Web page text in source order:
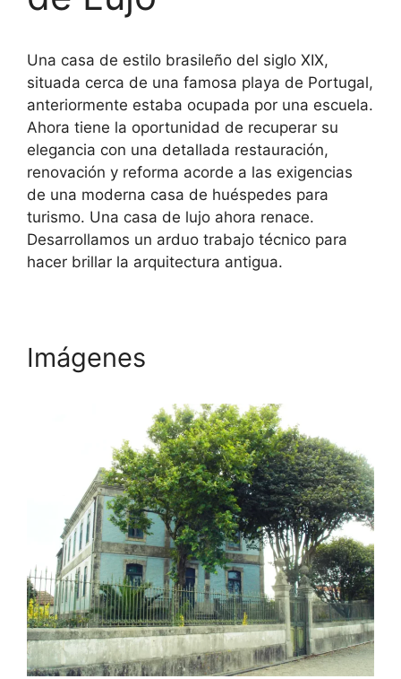
Una casa de estilo brasileño del siglo XIX,
situada cerca de una famosa playa de Portugal,
anteriormente estaba ocupada por una escuela.
Ahora tiene la oportunidad de recuperar su
elegancia con una detallada restauración,
renovación y reforma acorde a las exigencias
de una moderna casa de huéspedes para
turismo. Una casa de lujo ahora renace.
Desarrollamos un arduo trabajo técnico para
hacer brillar la arquitectura antigua.
Imágenes